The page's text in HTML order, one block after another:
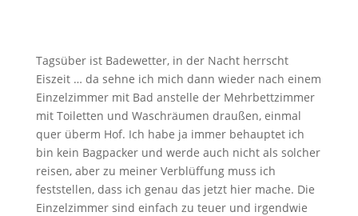
Tagsüber ist Badewetter, in der Nacht herrscht
Eiszeit … da sehne ich mich dann wieder nach einem
Einzelzimmer mit Bad anstelle der Mehrbettzimmer
mit Toiletten und Waschräumen draußen, einmal
quer überm Hof. Ich habe ja immer behauptet ich
bin kein Bagpacker und werde auch nicht als solcher
reisen, aber zu meiner Verblüffung muss ich
feststellen, dass ich genau das jetzt hier mache. Die
Einzelzimmer sind einfach zu teuer und irgendwie